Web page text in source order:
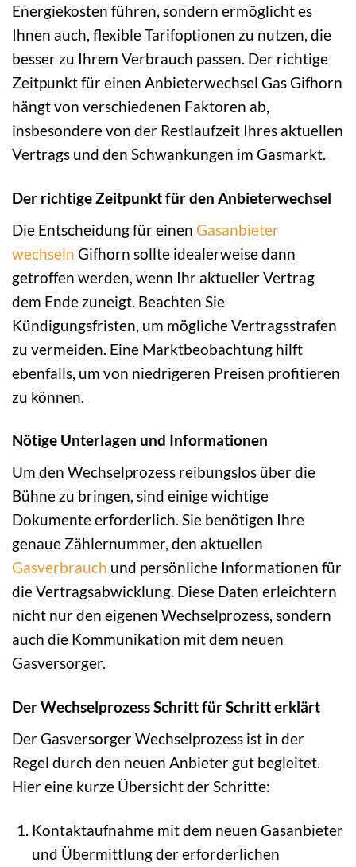
Energiekosten führen, sondern ermöglicht es
Ihnen auch, flexible Tarifoptionen zu nutzen, die
besser zu Ihrem Verbrauch passen. Der richtige
Zeitpunkt für einen Anbieterwechsel Gas Gifhorn
hängt von verschiedenen Faktoren ab,
insbesondere von der Restlaufzeit Ihres aktuellen
Vertrags und den Schwankungen im Gasmarkt.
Der richtige Zeitpunkt für den Anbieterwechsel
Die Entscheidung für einen Gasanbieter
wechseln Gifhorn sollte idealerweise dann
getroffen werden, wenn Ihr aktueller Vertrag
dem Ende zuneigt. Beachten Sie
Kündigungsfristen, um mögliche Vertragsstrafen
zu vermeiden. Eine Marktbeobachtung hilft
ebenfalls, um von niedrigeren Preisen profitieren
zu können.
Nötige Unterlagen und Informationen
Um den Wechselprozess reibungslos über die
Bühne zu bringen, sind einige wichtige
Dokumente erforderlich. Sie benötigen Ihre
genaue Zählernummer, den aktuellen
Gasverbrauch und persönliche Informationen für
die Vertragsabwicklung. Diese Daten erleichtern
nicht nur den eigenen Wechselprozess, sondern
auch die Kommunikation mit dem neuen
Gasversorger.
Der Wechselprozess Schritt für Schritt erklärt
Der Gasversorger Wechselprozess ist in der
Regel durch den neuen Anbieter gut begleitet.
Hier eine kurze Übersicht der Schritte:
Kontaktaufnahme mit dem neuen Gasanbieter
und Übermittlung der erforderlichen